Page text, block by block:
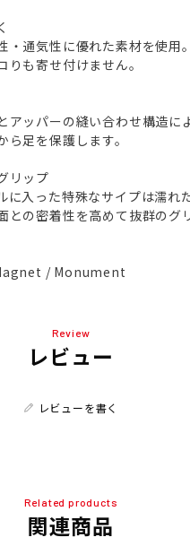
・通気性に優れた素材を使用
りも寄せ付けません。
アッパーの縫い合わせ構造に
足を保護します。
リップ
に入った特殊なサイプは濡れ
との密着性を高めて抜群のグ
/ Monument
Review
レビュー
レビューを書く
Related products
関連商品